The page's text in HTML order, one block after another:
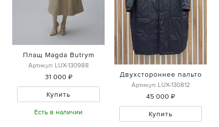
Плащ Magda Butrym
Артикул: LUX-130988
31 000 ₽
Купить
Есть в наличии
Двухстороннее пальто
Артикул: LUX-130812
45 000 ₽
Купить